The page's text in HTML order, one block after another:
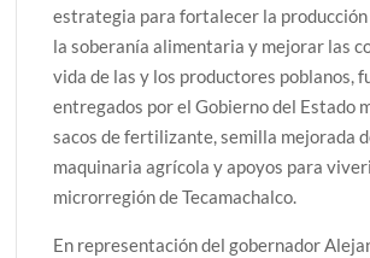
estrategia para fortalecer la
la soberanía alimentaria y mejorar las
vida de las y los productores poblanos,
entregados por el Gobierno del Estado
sacos de fertilizante, semilla mejorada
maquinaria agrícola y apoyos para
microrregión de Tecamachalco.
En representación del gobernador